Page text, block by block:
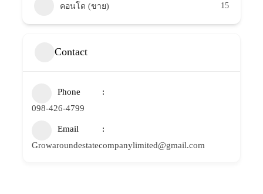
คอนโด (ขาย) 15
Contact
Phone
098-426-4799
Email
Growaroundestatecompanylimited@gmail.com